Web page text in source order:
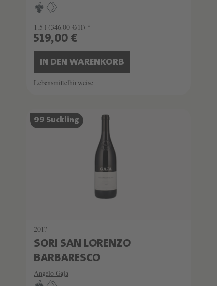
1.5 l (346,00 €/1l) *
519,00 €
IN DEN WARENKORB
Lebensmittelhinweise
SCHATZKAMMER
SEHR LIMITIERT
99 Suckling
2017
SORI SAN LORENZO
BARBARESCO
Angelo Gaja